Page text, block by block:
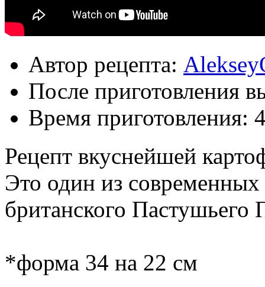
Автор рецепта:
После приготовления
Время приготовления:
Рецепт вкуснейшей
Это один из современных
британского Пастушьего
*форма 34 на 22 см